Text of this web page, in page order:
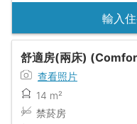
輸入
舒適房(兩床)
查看照片
14 m²
禁菸房